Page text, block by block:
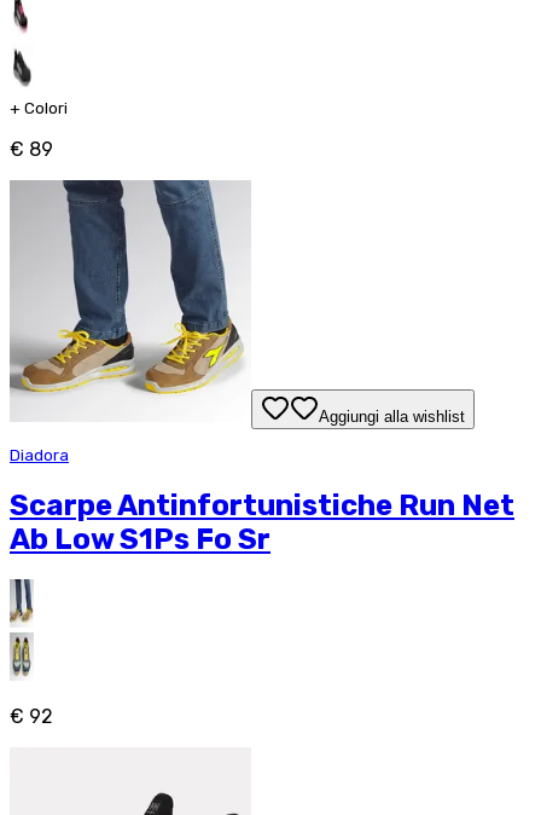
+ Colori
€ 89
Aggiungi alla wishlist
Diadora
Scarpe Antinfortunistiche Run Net
Ab Low S1Ps Fo Sr
€ 92